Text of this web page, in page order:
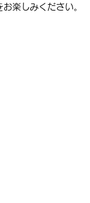
楽しみください。